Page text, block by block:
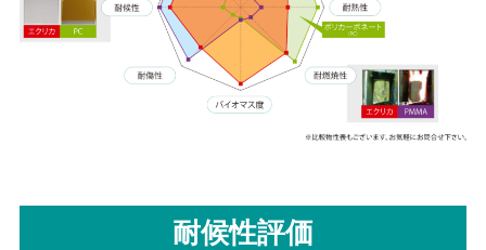
耐候性評価